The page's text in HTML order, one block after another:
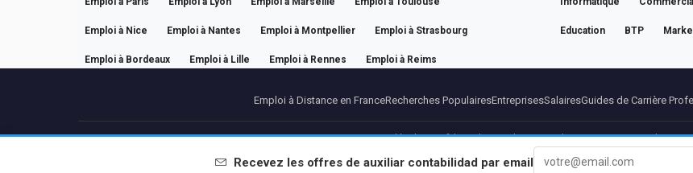
Emploi à Nice Emploi à Nantes Emploi à Montpellier Emploi à Strasbourg
Emploi à Bordeaux Emploi à Lille Emploi à Rennes Emploi à Reims
Education BTP
Recevez les offres de auxiliar contabilidad par email
Emploi à Distance en FranceRecherches PopulairesEntreprisesSalairesGuides de Carrière
PartenairesMentions légalesConfidentialiteConditionsConditions PremiumAnnuler
© 2026 BEBEE PLATFORM SL - ID ESB84471838